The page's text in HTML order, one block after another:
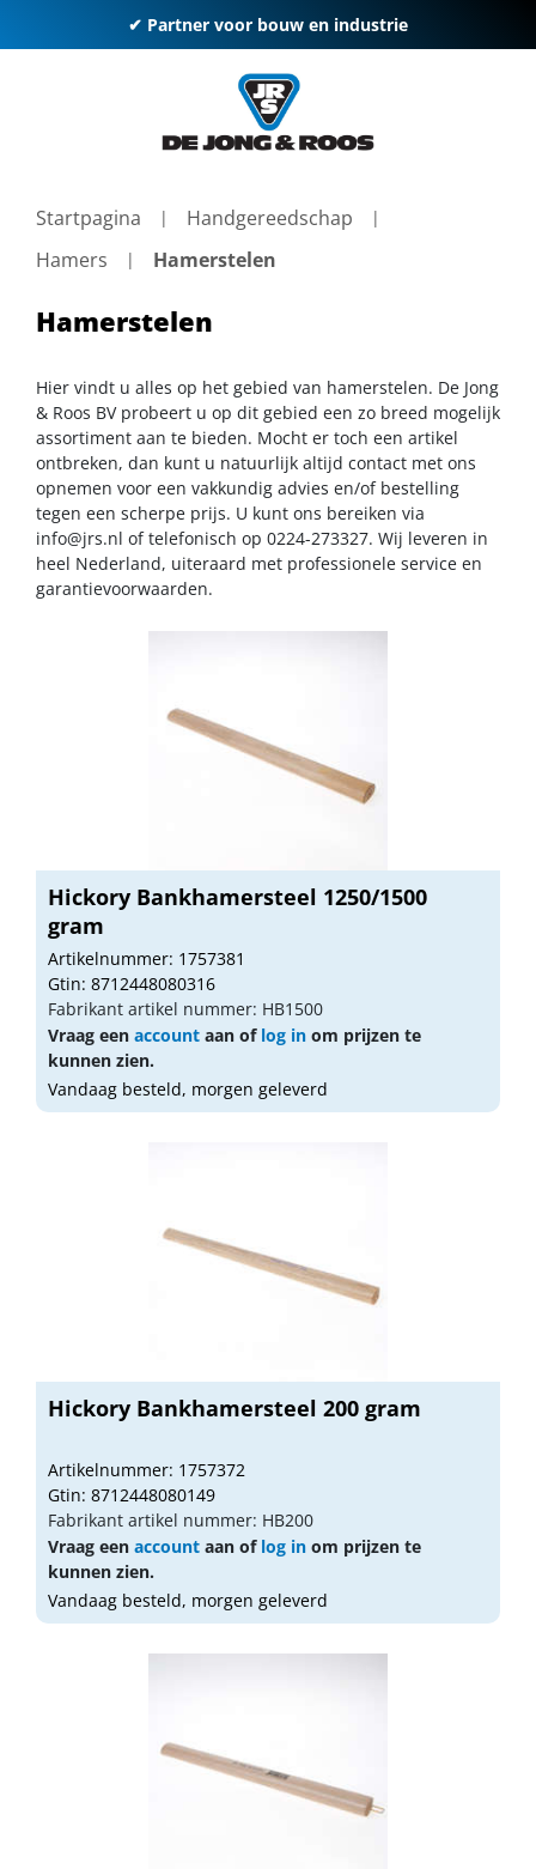
✔ Partner voor bouw en industrie
Startpagina
Handgereedschap
Hamers
Hamerstelen
Hamerstelen
Hier vindt u alles op het gebied van hamerstelen. De Jong
& Roos BV probeert u op dit gebied een zo breed mogelijk
assortiment aan te bieden. Mocht er toch een artikel
ontbreken, dan kunt u natuurlijk altijd contact met ons
opnemen voor een vakkundig advies en/of bestelling
tegen een scherpe prijs. U kunt ons bereiken via
info@jrs.nl of telefonisch op 0224-273327. Wij leveren in
heel Nederland, uiteraard met professionele service en
garantievoorwaarden.
Hickory Bankhamersteel 1250/1500
gram
Artikelnummer: 1757381
Gtin: 8712448080316
Fabrikant artikel nummer: HB1500
Vraag een account aan of log in om prijzen te
kunnen zien.
Vandaag besteld, morgen geleverd
Hickory Bankhamersteel 200 gram
Artikelnummer: 1757372
Gtin: 8712448080149
Fabrikant artikel nummer: HB200
Vraag een account aan of log in om prijzen te
kunnen zien.
Vandaag besteld, morgen geleverd